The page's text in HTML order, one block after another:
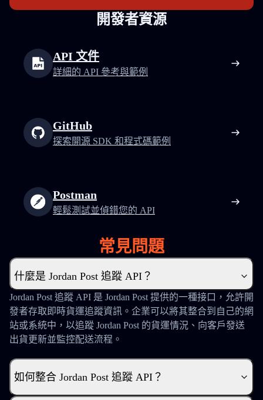
開發者資源
API 文件
詳細的 API 參考與範例
GitHub
探索開源 SDK 和程式碼範例
Postman
輕鬆測試並偵錯您的 API
常見問題
什麼是 Jordan Post 追蹤 API？
Jordan Post 追蹤 API 是 Jordan Post 提供的一種接口，允許開
發者存取即時貨運追蹤資訊。企業可以將其整合到自己的網
站或系統中，以追蹤 Jordan Post 的貨運情況、向客戶發送
出貨更新並監控配送流程。
如何整合 Jordan Post 追蹤 API？